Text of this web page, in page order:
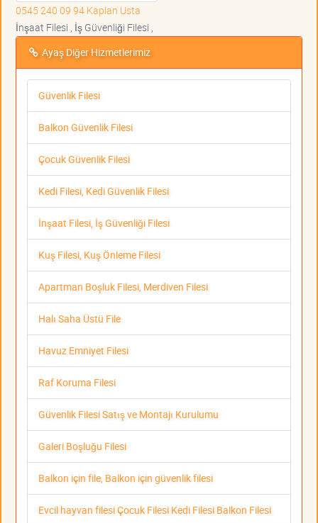
0545 240 09 94 Kaplan Usta
İnşaat Filesi , İş Güvenliği Filesi ,
Ayaş Diğer Hizmetlerimiz
Güvenlik Filesi
Balkon Güvenlik Filesi
Çocuk Güvenlik Filesi
Kedi Filesi, Kedi Güvenlik Filesi
İnşaat Filesi, İş Güvenliği Filesi
Kuş Filesi, Kuş Önleme Filesi
Apartman Boşluk Filesi, Merdiven Filesi
Halı Saha Üstü File
Havuz Emniyet Filesi
Raf Koruma Filesi
Güvenlik Filesi Satış ve Montajı Kurulumu
Galeri Boşluğu Filesi
Balkon için file, Balkon için güvenlik filesi
Evcil hayvan filesi Çocuk Filesi Kedi Filesi Balkon Filesi